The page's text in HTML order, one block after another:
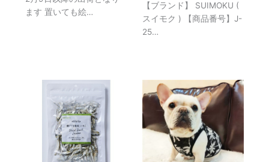
ます 置いても絵…
【ブランド】 SUIMOKU (
スイモク ) 【商品番号】J-
25…